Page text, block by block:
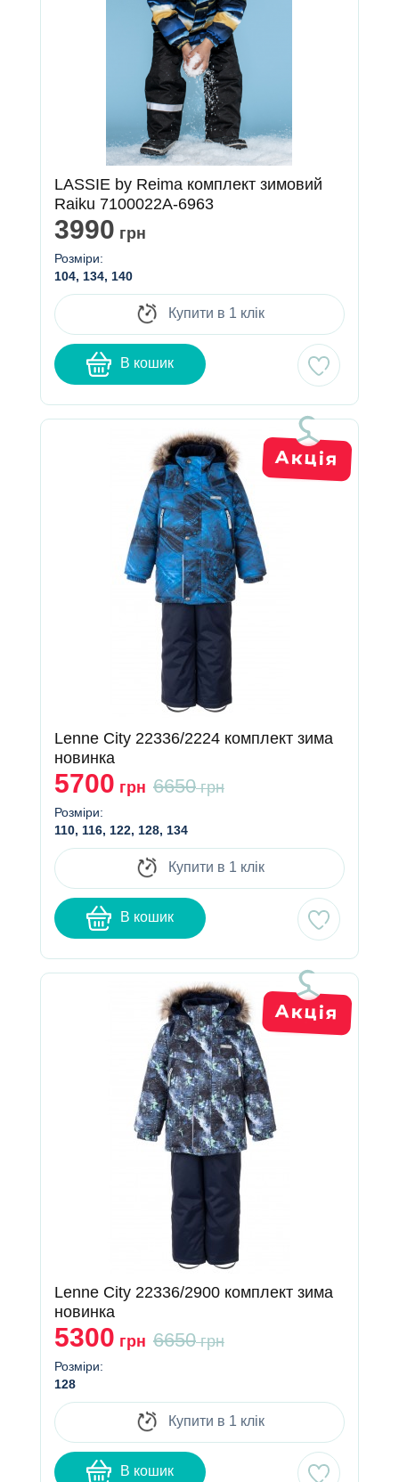
LASSIE by Reima комплект зимовий
Raiku 7100022A-6963
3990 грн
Розміри:
104, 134, 140
Купити в 1 клік
В кошик
Lenne City 22336/2224 комплект зима
новинка
5700 грн 6650грн
Розміри:
110, 116, 122, 128, 134
Купити в 1 клік
В кошик
Lenne City 22336/2900 комплект зима
новинка
5300 грн 6650грн
Розміри:
128
Купити в 1 клік
В кошик